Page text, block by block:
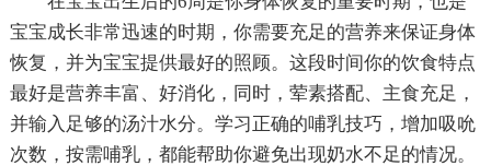
宝宝成长非常迅速的时期，你需要充足的营养来保证身体
恢复，并为宝宝提供最好的照顾。这段时间你的饮食特点
最好是营养丰富、好消化，同时，荤素搭配、主食充足，
并输入足够的汤汁水分。学习正确的哺乳技巧，增加吸吮
次数，按需哺乳，都能帮助你避免出现奶水不足的情况。